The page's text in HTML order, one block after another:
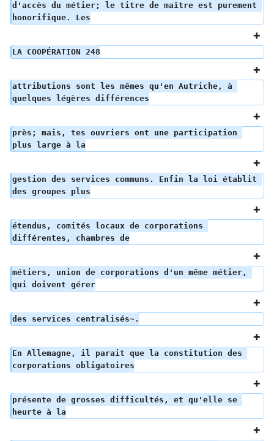
d'accès du métier; le titre de maître est purement
honorifique. Les
LA COOPÉRATION 248
attributions sont les mêmes qu'en Autriche, à
quelques légères différences
près; mais, tes ouvriers ont une participation
plus large à la
gestion des services communs. Enfin la loi établit
des groupes plus
étendus, comités locaux de corporations
différentes, chambres de
métiers, union de corporations d'un même métier,
qui doivent gérer
des services centralisés~.
En Allemagne, il parait que la constitution des
corporations obligatoires
présente de grosses difficultés, et qu'elle se
heurte à la